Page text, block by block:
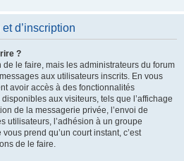
d’inscription
?
de le faire, mais les administrateurs du forum
aux utilisateurs inscrits. En vous
avoir accès à des fonctionnalités
aux visiteurs, tels que l’affichage
de la messagerie privée, l’envoi de
utilisateurs, l’adhésion à un groupe
prend qu’un court instant, c’est
de le faire.